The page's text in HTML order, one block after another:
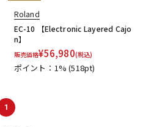
Roland
EC-10 【Electronic Layered Cajo
n】
販売価格¥56,980(税込)
ポイント：1%(518pt)
1